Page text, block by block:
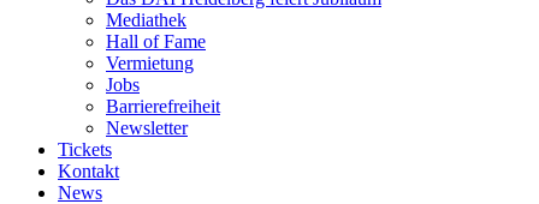
Mediathek
Hall of Fame
Vermietung
Jobs
Barrierefreiheit
Newsletter
Tickets
Kontakt
News